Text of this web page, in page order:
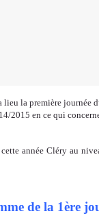
lieu la première journée
2015 en ce qui
année Cléry au
de la 1ère